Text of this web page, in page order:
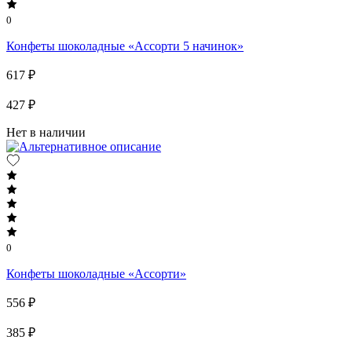
0
Конфеты шоколадные «Ассорти 5 начинок»
617 ₽
427 ₽
Нет в наличии
0
Конфеты шоколадные «Ассорти»
556 ₽
385 ₽